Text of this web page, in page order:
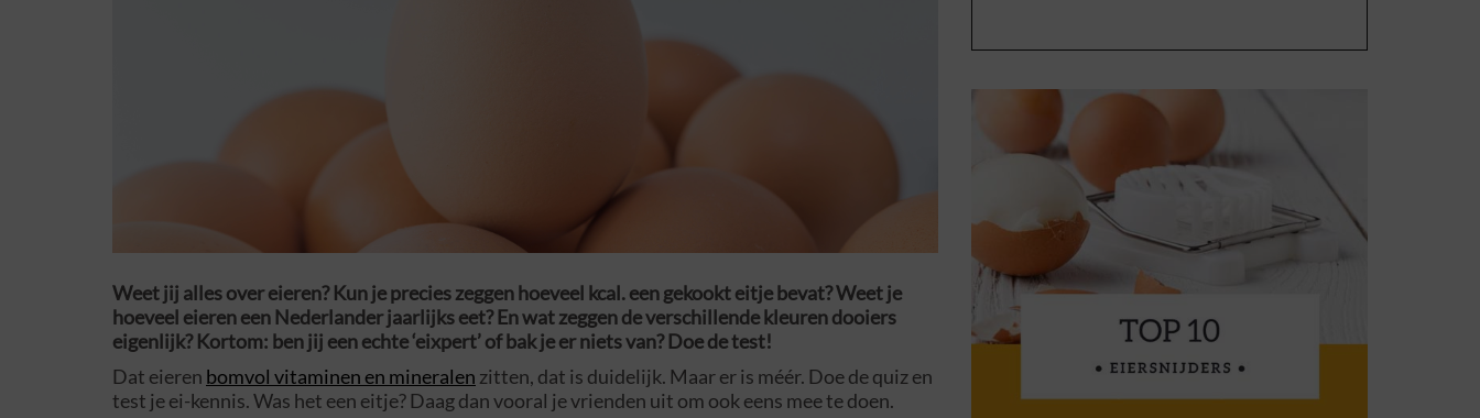
Weet jij alles over eieren? Kun je precies zeggen hoeveel kcal. een gekookt eitje bevat? Weet je
hoeveel eieren een Nederlander jaarlijks eet? En wat zeggen de verschillende kleuren dooiers
eigenlijk? Kortom: ben jij een echte ‘eixpert’ of bak je er niets van? Doe de test!
Dat eieren bomvol vitaminen en mineralen zitten, dat is duidelijk. Maar er is méér. Doe de quiz en
test je ei-kennis. Was het een eitje? Daag dan vooral je vrienden uit om ook eens mee te doen.